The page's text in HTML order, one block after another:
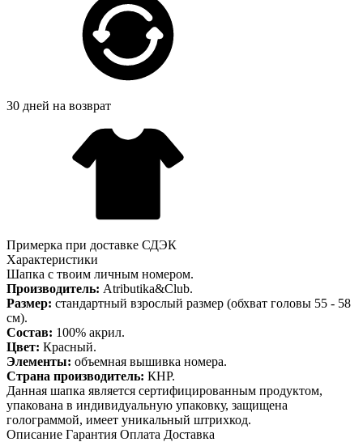
30 дней на возврат
Примерка при доставке СДЭК
Характеристики
Шапка с твоим личным номером.
Производитель: Atributika&Club.
Размер: стандартный взрослый размер (обхват головы 55 - 58
см).
Состав: 100% акрил.
Цвет: Красный.
Элементы: объемная вышивка номера.
Страна производитель: КНР.
Данная шапка является сертифицированным продуктом,
упакована в индивидуальную упаковку, защищена
голограммой, имеет уникальный штрихкод.
Описание Гарантия Оплата Доставка